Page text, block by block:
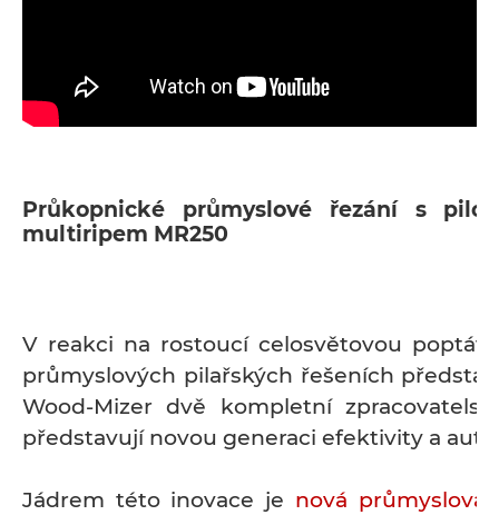
Průkopnické průmyslové řezání s
multiripem MR250
V reakci na rostoucí celosvětovou
průmyslových pilařských řešeních
Wood-Mizer dvě kompletní
představují novou generaci efektivity a
Jádrem této inovace je nová průmyslová